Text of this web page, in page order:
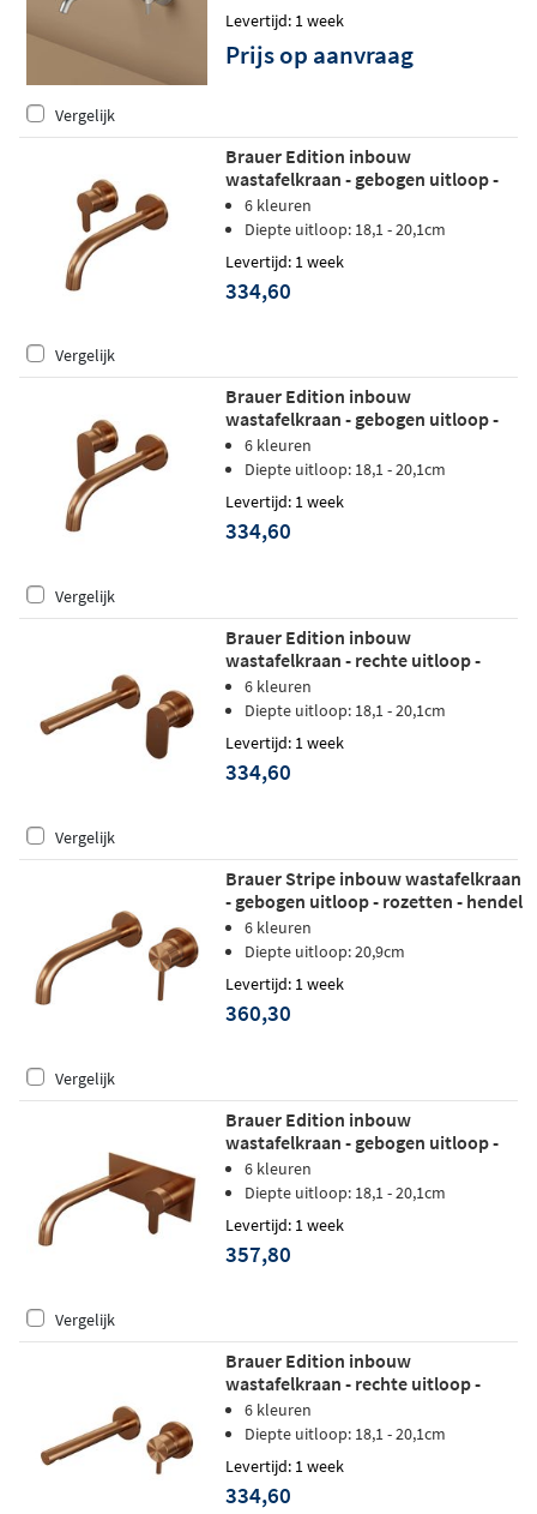
Levertijd: 1 week
Prijs op aanvraag
Vergelijk
Brauer Edition inbouw
wastafelkraan - gebogen uitloop -
rozetten - hendel 4 links - geborsteld
koper PVD
6 kleuren
Diepte uitloop: 18,1 - 20,1cm
Levertijd: 1 week
334,60
Vergelijk
Brauer Edition inbouw
wastafelkraan - gebogen uitloop -
rozetten - hendel 3 links - geborsteld
koper PVD
6 kleuren
Diepte uitloop: 18,1 - 20,1cm
Levertijd: 1 week
334,60
Vergelijk
Brauer Edition inbouw
wastafelkraan - rechte uitloop -
rozetten - hendel 3 rechts -
geborsteld koper PVD
6 kleuren
Diepte uitloop: 18,1 - 20,1cm
Levertijd: 1 week
334,60
Vergelijk
Brauer Stripe inbouw wastafelkraan
- gebogen uitloop - rozetten - hendel
1 rechts - geborsteld koper PVD
6 kleuren
Diepte uitloop: 20,9cm
Levertijd: 1 week
360,30
Vergelijk
Brauer Edition inbouw
wastafelkraan - gebogen uitloop -
achterplaat - hendel 4 rechts -
geborsteld koper PVD
6 kleuren
Diepte uitloop: 18,1 - 20,1cm
Levertijd: 1 week
357,80
Vergelijk
Brauer Edition inbouw
wastafelkraan - rechte uitloop -
rozetten - hendel 5 rechts -
geborsteld koper PVD
6 kleuren
Diepte uitloop: 18,1 - 20,1cm
Levertijd: 1 week
334,60